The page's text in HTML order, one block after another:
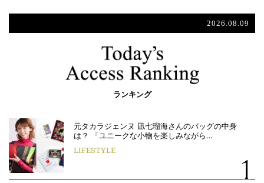
2026.08.09
ランキング
元タカラジェンヌ 凪七瑠海さんのバッグの中身
は？ 「ユニークな小物を楽しみながら…
LIFESTYLE